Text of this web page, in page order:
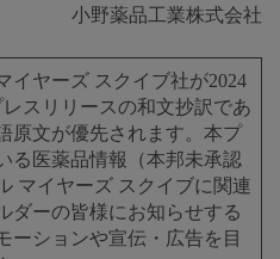
小野薬品工業株式会社
ヤーズ スクイブ社が2024
スリリースの和文抄訳であ
原文が優先されます。本プ
る医薬品情報（本邦未承認
マイヤーズ スクイブに関連
ダーの皆様にお知らせする
ーションや宣伝・広告を目